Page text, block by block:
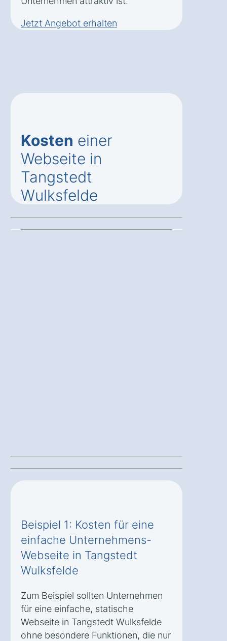
Jetzt Angebot erhalten
Kosten einer
Webseite in
Tangstedt
Wulksfelde
Beispiel 1: Kosten für eine
einfache Unternehmens-
Webseite in Tangstedt
Wulksfelde
Zum Beispiel sollten Unternehmen
für eine einfache, statische
Webseite in Tangstedt Wulksfelde
ohne besondere Funktionen, die nur